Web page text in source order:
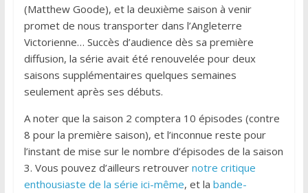
(Matthew Goode), et la deuxième saison à venir
promet de nous transporter dans l’Angleterre
Victorienne… Succès d’audience dès sa première
diffusion, la série avait été renouvelée pour deux
saisons supplémentaires quelques semaines
seulement après ses débuts.
A noter que la saison 2 comptera 10 épisodes (contre
8 pour la première saison), et l’inconnue reste pour
l’instant de mise sur le nombre d’épisodes de la saison
3. Vous pouvez d’ailleurs retrouver notre critique
enthousiaste de la série ici-même, et la bande-